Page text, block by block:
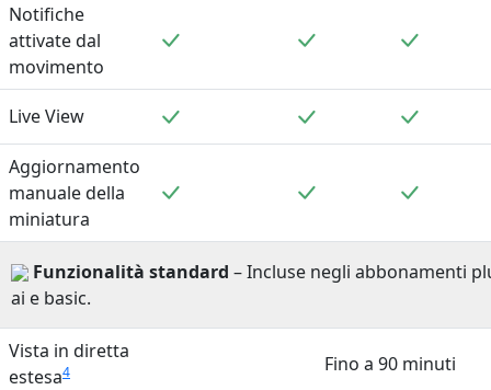
Notifiche
attivate dal
movimento
Live View
Aggiornamento
manuale della
miniatura
Funzionalità standard – Incluse negli abbonamenti
ai e basic.
Vista in diretta
estesa4 Fino a 90 minuti